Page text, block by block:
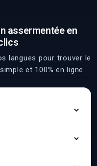
assermentée en
langues pour trouver le
et 100% en ligne.